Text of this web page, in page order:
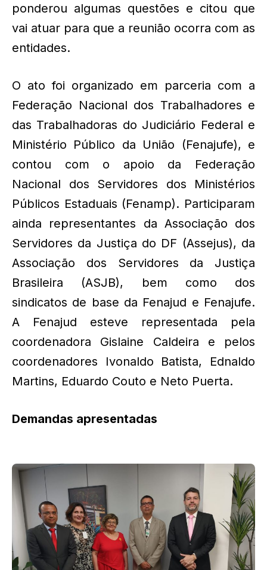
ponderou algumas questões e citou que
vai atuar para que a reunião ocorra com as
entidades.
O ato foi organizado em parceria com a
Federação Nacional dos Trabalhadores e
das Trabalhadoras do Judiciário Federal e
Ministério Público da União (Fenajufe), e
contou com o apoio da Federação
Nacional dos Servidores dos Ministérios
Públicos Estaduais (Fenamp). Participaram
ainda representantes da Associação dos
Servidores da Justiça do DF (Assejus), da
Associação dos Servidores da Justiça
Brasileira (ASJB), bem como dos
sindicatos de base da Fenajud e Fenajufe.
A Fenajud esteve representada pela
coordenadora Gislaine Caldeira e pelos
coordenadores Ivonaldo Batista, Ednaldo
Martins, Eduardo Couto e Neto Puerta.
Demandas apresentadas